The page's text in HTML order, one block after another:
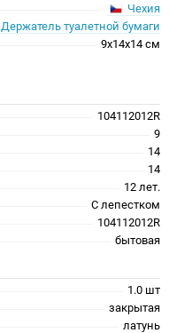
Чехия
Держатель туалетной бумаги
9x14x14 см
104112012R
9
14
14
12 лет.
С лепестком
104112012R
бытовая
1.0 шт
закрытая
латунь